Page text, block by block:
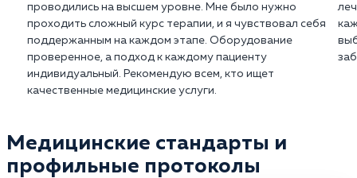
проводились на высшем уровне. Мне было нужно
проходить сложный курс терапии, и я чувствовал себя
поддержанным на каждом этапе. Оборудование
проверенное, а подход к каждому пациенту
индивидуальный. Рекомендую всем, кто ищет
качественные медицинские услуги.
Медицинские стандарты и
профильные протоколы